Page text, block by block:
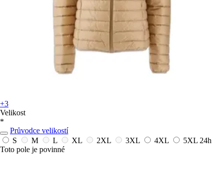
+3
Velikost
*
Průvodce velikostí
S
M L XL 2XL 3XL 4XL 5XL 24h
Toto pole je povinné